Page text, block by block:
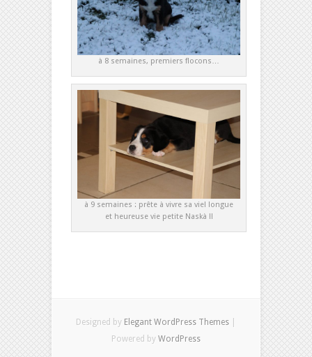
à 8 semaines, premiers flocons…
à 9 semaines : prête à vivre sa vie! longue
et heureuse vie petite Naskà !!
Designed by Elegant WordPress Themes
Powered by WordPress